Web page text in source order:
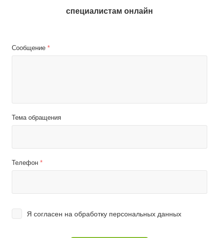
специалистам онлайн
Сообщение *
Тема обращения
Телефон *
Я согласен на обработку персональных данных